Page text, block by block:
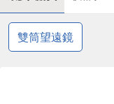
雙筒望遠鏡